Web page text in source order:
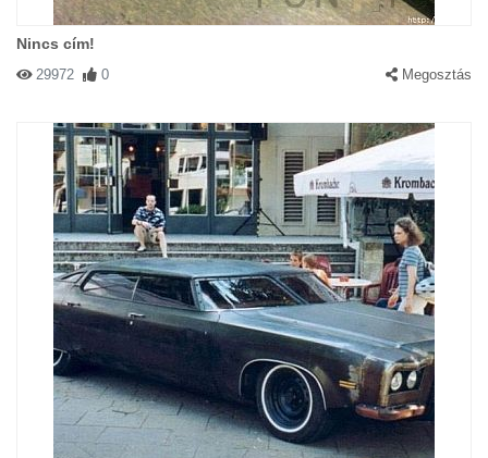
Nincs cím!
29972 0 Megosztás